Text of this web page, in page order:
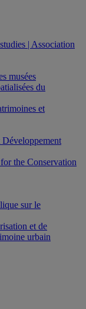
| Association
musées
du
et
the Conservation
sur le
et de
urbain